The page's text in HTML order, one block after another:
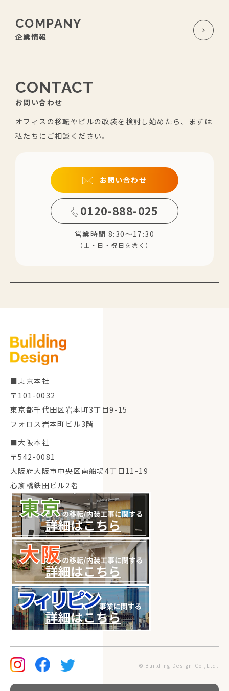
COMPANY
企業情報
CONTACT
お問い合わせ
オフィスの移転やビルの改装を検討し始めたら、まずは
私たちにご相談ください。
お問い合わせ
0120-888-025
営業時間 8:30～17:30
（土・日・祝日を除く）
■東京本社
〒101-0032
東京都千代田区岩本町3丁目9-15
フォロス岩本町ビル3階
■大阪本社
〒542-0081
大阪府大阪市中央区南船場4丁目11-19
心斎橋鉄田ビル2階
© Building Design.Co.,Ltd.